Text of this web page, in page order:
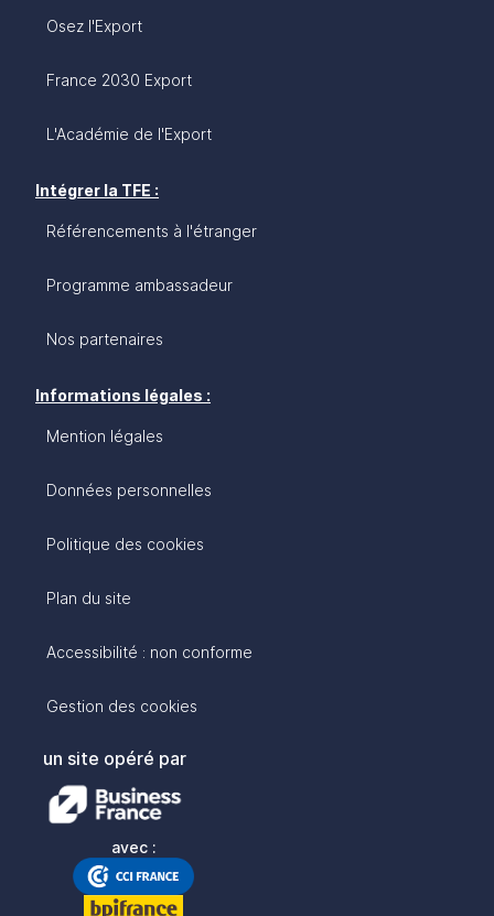
Osez l'Export
France 2030 Export
L'Académie de l'Export
Intégrer la TFE :
Référencements à l'étranger
Programme ambassadeur
Nos partenaires
Informations légales :
Mention légales
Données personnelles
Politique des cookies
Plan du site
Accessibilité : non conforme
Gestion des cookies
un site opéré par
avec :